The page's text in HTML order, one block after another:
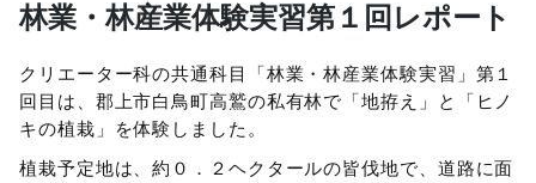
林業・林産業体験実習第１回レポート
クリエーター科の共通科目「林業・林産業体験実習」第１
回目は、郡上市白鳥町高鷲の私有林で「地拵え」と「ヒノ
キの植栽」を体験しました。
植栽予定地は、約０．２ヘクタールの皆伐地で、道路に面